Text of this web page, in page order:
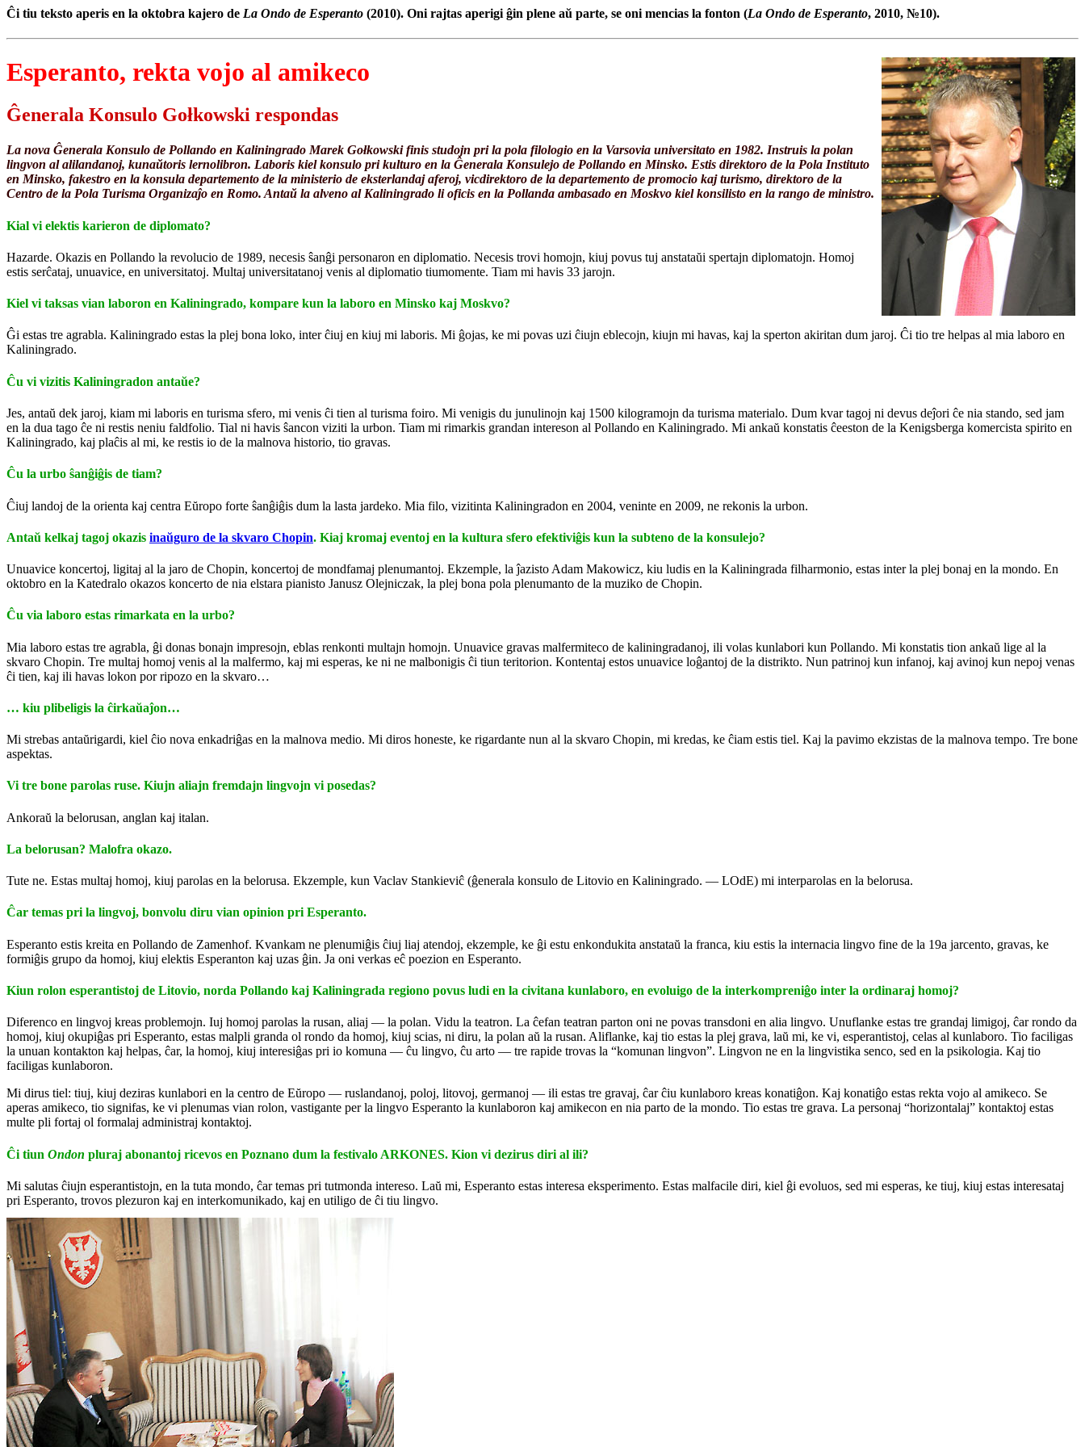
Ĉi tiu teksto aperis en la oktobra kajero de La Ondo de Esperanto (2010). Oni rajtas aperigi ĝin plene aŭ parte, se oni mencias la fonton (La Ondo de Esperanto, 2010, №10).
Esperanto, rekta vojo al amikeco
Ĝenerala Konsulo Gołkowski respondas
La nova Ĝenerala Konsulo de Pollando en Kaliningrado Marek Gołkowski finis studojn pri la pola filologio en la Varsovia universitato en 1982. Instruis la polan
lingvon al alilandanoj, kunaŭtoris lernolibron. Laboris kiel konsulo pri kulturo en la Ĝenerala Konsulejo de Pollando en Minsko. Estis direktoro de la Pola Instituto
en Minsko, fakestro en la konsula departemento de la ministerio de eksterlandaj aferoj, vicdirektoro de la departemento de promocio kaj turismo, direktoro de la
Centro de la Pola Turisma Organizaĵo en Romo. Antaŭ la alveno al Kaliningrado li oficis en la Pollanda ambasado en Moskvo kiel konsilisto en la rango de ministro.
Kial vi elektis karieron de diplomato?
Hazarde. Okazis en Pollando la revolucio de 1989, necesis ŝanĝi personaron en diplomatio. Necesis trovi homojn, kiuj povus tuj anstataŭi spertajn diplomatojn. Homoj
estis serĉataj, unuavice, en universitatoj. Multaj universitatanoj venis al diplomatio tiumomente. Tiam mi havis 33 jarojn.
Kiel vi taksas vian laboron en Kaliningrado, kompare kun la laboro en Minsko kaj Moskvo?
Ĝi estas tre agrabla. Kaliningrado estas la plej bona loko, inter ĉiuj en kiuj mi laboris. Mi ĝojas, ke mi povas uzi ĉiujn eblecojn, kiujn mi havas, kaj la sperton akiritan dum jaroj. Ĉi tio tre helpas al mia laboro en
Kaliningrado.
Ĉu vi vizitis Kaliningradon antaŭe?
Jes, antaŭ dek jaroj, kiam mi laboris en turisma sfero, mi venis ĉi tien al turisma foiro. Mi venigis du junulinojn kaj 1500 kilogramojn da turisma materialo. Dum kvar tagoj ni devus deĵori ĉe nia stando, sed jam
en la dua tago ĉe ni restis neniu faldfolio. Tial ni havis ŝancon viziti la urbon. Tiam mi rimarkis grandan intereson al Pollando en Kaliningrado. Mi ankaŭ konstatis ĉeeston de la Kenigsberga komercista spirito en
Kaliningrado, kaj plaĉis al mi, ke restis io de la malnova historio, tio gravas.
Ĉu la urbo ŝanĝiĝis de tiam?
Ĉiuj landoj de la orienta kaj centra Eŭropo forte ŝanĝiĝis dum la lasta jardeko. Mia filo, vizitinta Kaliningradon en 2004, veninte en 2009, ne rekonis la urbon.
Antaŭ kelkaj tagoj okazis inaŭguro de la skvaro Chopin. Kiaj kromaj eventoj en la kultura sfero efektiviĝis kun la subteno de la konsulejo?
Unuavice koncertoj, ligitaj al la jaro de Chopin, koncertoj de mondfamaj plenumantoj. Ekzemple, la ĵazisto Adam Makowicz, kiu ludis en la Kaliningrada filharmonio, estas inter la plej bonaj en la mondo. En
oktobro en la Katedralo okazos koncerto de nia elstara pianisto Janusz Olejniczak, la plej bona pola plenumanto de la muziko de Chopin.
Ĉu via laboro estas rimarkata en la urbo?
Mia laboro estas tre agrabla, ĝi donas bonajn impresojn, eblas renkonti multajn homojn. Unuavice gravas malfermiteco de kaliningradanoj, ili volas kunlabori kun Pollando. Mi konstatis tion ankaŭ lige al la
skvaro Chopin. Tre multaj homoj venis al la malfermo, kaj mi esperas, ke ni ne malbonigis ĉi tiun teritorion. Kontentaj estos unuavice loĝantoj de la distrikto. Nun patrinoj kun infanoj, kaj avinoj kun nepoj venas
ĉi tien, kaj ili havas lokon por ripozo en la skvaro…
… kiu plibeligis la ĉirkaŭaĵon…
Mi strebas antaŭrigardi, kiel ĉio nova enkadriĝas en la malnova medio. Mi diros honeste, ke rigardante nun al la skvaro Chopin, mi kredas, ke ĉiam estis tiel. Kaj la pavimo ekzistas de la malnova tempo. Tre bone
aspektas.
Vi tre bone parolas ruse. Kiujn aliajn fremdajn lingvojn vi posedas?
Ankoraŭ la belorusan, anglan kaj italan.
La belorusan? Malofra okazo.
Tute ne. Estas multaj homoj, kiuj parolas en la belorusa. Ekzemple, kun Vaclav Stankieviĉ (ĝenerala konsulo de Litovio en Kaliningrado. — LOdE) mi interparolas en la belorusa.
Ĉar temas pri la lingvoj, bonvolu diru vian opinion pri Esperanto.
Esperanto estis kreita en Pollando de Zamenhof. Kvankam ne plenumiĝis ĉiuj liaj atendoj, ekzemple, ke ĝi estu enkondukita anstataŭ la franca, kiu estis la internacia lingvo fine de la 19a jarcento, gravas, ke
formiĝis grupo da homoj, kiuj elektis Esperanton kaj uzas ĝin. Ja oni verkas eĉ poezion en Esperanto.
Kiun rolon esperantistoj de Litovio, norda Pollando kaj Kaliningrada regiono povus ludi en la civitana kunlaboro, en evoluigo de la interkompreniĝo inter la ordinaraj homoj?
Diferenco en lingvoj kreas problemojn. Iuj homoj parolas la rusan, aliaj — la polan. Vidu la teatron. La ĉefan teatran parton oni ne povas transdoni en alia lingvo. Unuflanke estas tre grandaj limigoj, ĉar rondo da
homoj, kiuj okupiĝas pri Esperanto, estas malpli granda ol rondo da homoj, kiuj scias, ni diru, la polan aŭ la rusan. Aliflanke, kaj tio estas la plej grava, laŭ mi, ke vi, esperantistoj, celas al kunlaboro. Tio faciligas
la unuan kontakton kaj helpas, ĉar, la homoj, kiuj interesiĝas pri io komuna — ĉu lingvo, ĉu arto — tre rapide trovas la “komunan lingvon”. Lingvon ne en la lingvistika senco, sed en la psikologia. Kaj tio
faciligas kunlaboron.
Mi dirus tiel: tiuj, kiuj deziras kunlabori en la centro de Eŭropo — ruslandanoj, poloj, litovoj, germanoj — ili estas tre gravaj, ĉar ĉiu kunlaboro kreas konatiĝon. Kaj konatiĝo estas rekta vojo al amikeco. Se
aperas amikeco, tio signifas, ke vi plenumas vian rolon, vastigante per la lingvo Esperanto la kunlaboron kaj amikecon en nia parto de la mondo. Tio estas tre grava. La personaj “horizontalaj” kontaktoj estas
multe pli fortaj ol formalaj administraj kontaktoj.
Ĉi tiun Ondon pluraj abonantoj ricevos en Poznano dum la festivalo ARKONES. Kion vi dezirus diri al ili?
Mi salutas ĉiujn esperantistojn, en la tuta mondo, ĉar temas pri tutmonda intereso. Laŭ mi, Esperanto estas interesa eksperimento. Estas malfacile diri, kiel ĝi evoluos, sed mi esperas, ke tiuj, kiuj estas interesataj
pri Esperanto, trovos plezuron kaj en interkomunikado, kaj en utiligo de ĉi tiu lingvo.